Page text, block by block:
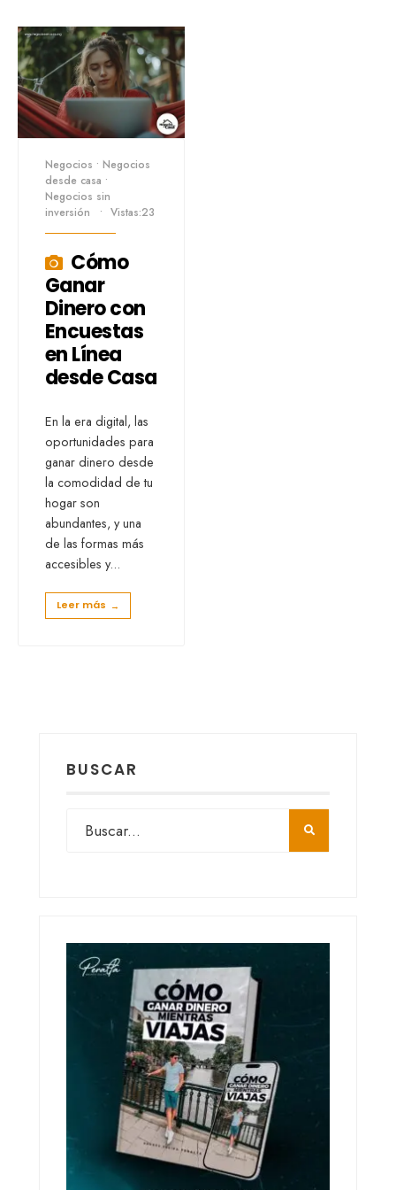
Negocios • Negocios
desde casa •
Negocios sin
inversión
• Vistas:23
Cómo
Ganar
Dinero con
Encuestas
en Línea
desde Casa
En la era digital, las
oportunidades para
ganar dinero desde
la comodidad de tu
hogar son
abundantes, y una
de las formas más
accesibles y...
Leer más →
BUSCAR